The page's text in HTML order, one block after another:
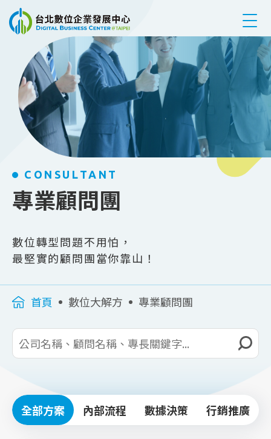
跳到主要內容
CONSULTANT
專業顧問團
數位轉型問題不用怕，
最堅實的顧問團當你靠山！
首頁 數位大解方 專業顧問團
全部方案 內部流程 數據決策 行銷推廣